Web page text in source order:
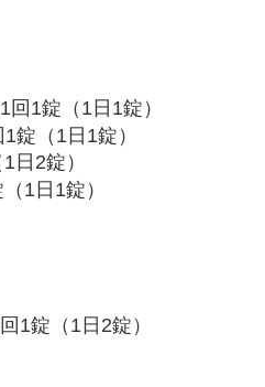
1錠（1日1錠）
（1日1錠）
2錠）
1日1錠）
1錠（1日2錠）